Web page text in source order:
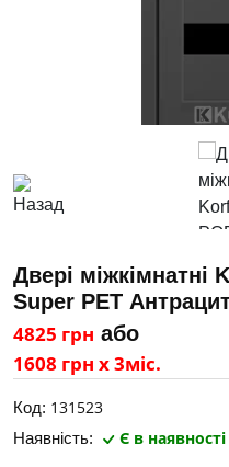
Двері міжкімнатні
Super PET
4825 грн або
1608 грн х 3міс.
Код: 131523
Наявність: Є в наявності